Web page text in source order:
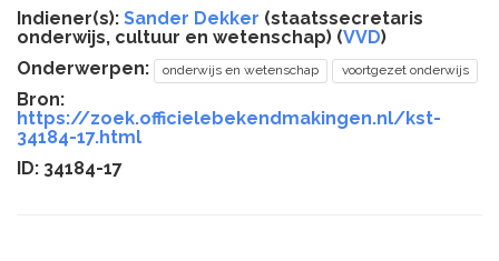
Indiener(s): Sander Dekker (staatssecretaris
onderwijs, cultuur en wetenschap) (VVD)
Onderwerpen:
onderwijs en wetenschap voortgezet onderwijs
Bron:
https://zoek.officielebekendmakingen.nl/kst-
34184-17.html
ID: 34184-17